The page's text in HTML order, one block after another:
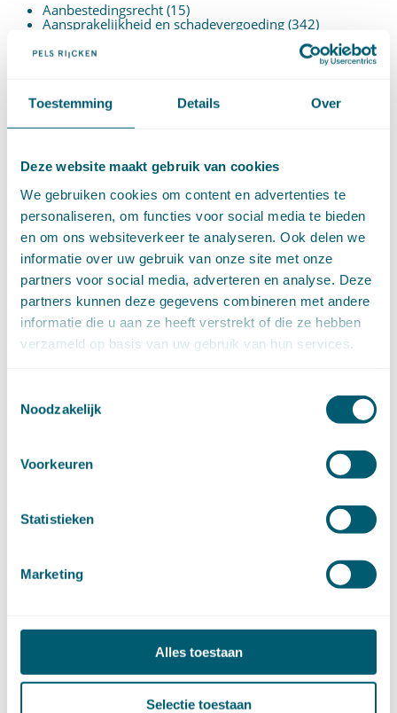
Toestemming Details Over
Deze website maakt gebruik van cookies
We gebruiken cookies om content en advertenties te
personaliseren, om functies voor social media te bieden
en om ons websiteverkeer te analyseren. Ook delen we
informatie over uw gebruik van onze site met onze
partners voor social media, adverteren en analyse. Deze
partners kunnen deze gegevens combineren met andere
informatie die u aan ze heeft verstrekt of die ze hebben
verzameld op basis van uw gebruik van hun services.
Noodzakelijk
Voorkeuren
Statistieken
Marketing
Alles toestaan
Selectie toestaan
Aanbestedingsrecht (15)
Aansprakelijkheid en schadevergoeding (342)
Bestuursrecht
(71)
Erfrecht(47)
Europees recht(91)
Grondrechten en mensenrechten(65)
Huurrecht(88)
Huwelijksvermogensrecht
Insolventierecht (210)
Intellectuele-eigendomsrecht(120)
Internationaal privaatrecht
Internationaal publiekrecht(25)
Kooprecht (15)
Mededingingsrecht
Omgevingsrecht(1)
Ondernemingsrecht (104)
Onteigeningsrecht
Overheidsrecht(183)
Prejudiciële vragen Hoge Raad
Privacy -AVG
Verbintenissenrecht
Wetgeving cassatierechtspraak
►
2026 (88)
juni (15)
mei (7)